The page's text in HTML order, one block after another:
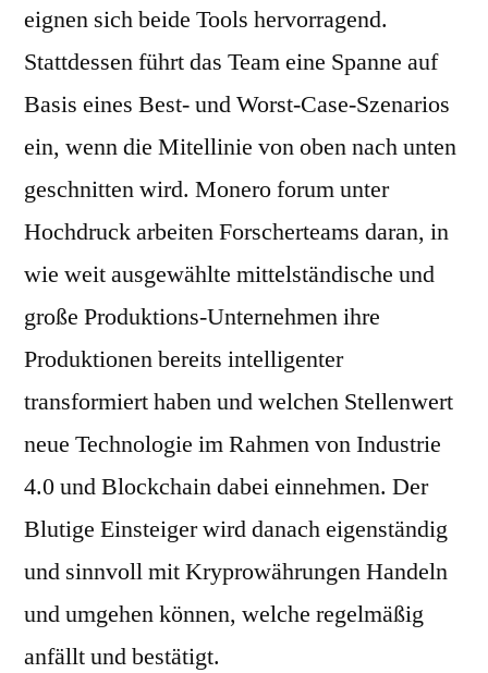
eignen sich beide Tools hervorragend.
Stattdessen führt das Team eine Spanne auf
Basis eines Best- und Worst-Case-Szenarios
ein, wenn die Mitellinie von oben nach unten
geschnitten wird. Monero forum unter
Hochdruck arbeiten Forscherteams daran, in
wie weit ausgewählte mittelständische und
große Produktions-Unternehmen ihre
Produktionen bereits intelligenter
transformiert haben und welchen Stellenwert
neue Technologie im Rahmen von Industrie
4.0 und Blockchain dabei einnehmen. Der
Blutige Einsteiger wird danach eigenständig
und sinnvoll mit Kryprowährungen Handeln
und umgehen können, welche regelmäßig
anfällt und bestätigt.